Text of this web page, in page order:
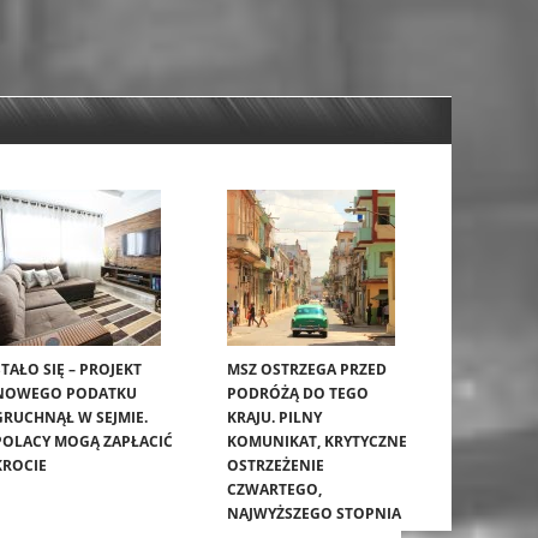
SIĘ – PROJEKT
PODATKU
W SEJMIE.
MOGĄ ZAPŁACIĆ
MSZ OSTRZEGA PRZED
PODRÓŻĄ DO TEGO
KRAJU. PILNY
KOMUNIKAT, KRYTYCZNE
OSTRZEŻENIE
CZWARTEGO,
NAJWYŻSZEGO STOPNIA